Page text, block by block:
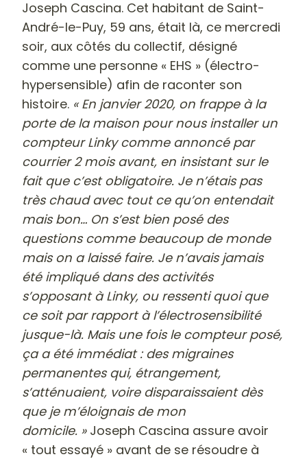
Joseph Cascina. Cet habitant de Saint-
André-le-Puy, 59 ans, était là, ce mercredi
soir, aux côtés du collectif, désigné
comme une personne « EHS » (électro-
hypersensible) afin de raconter son
histoire. « En janvier 2020, on frappe à la
porte de la maison pour nous installer un
compteur Linky comme annoncé par
courrier 2 mois avant, en insistant sur le
fait que c’est obligatoire. Je n’étais pas
très chaud avec tout ce qu’on entendait
mais bon… On s’est bien posé des
questions comme beaucoup de monde
mais on a laissé faire. Je n’avais jamais
été impliqué dans des activités
s’opposant à Linky, ou ressenti quoi que
ce soit par rapport à l’électrosensibilité
jusque-là. Mais une fois le compteur posé,
ça a été immédiat : des migraines
permanentes qui, étrangement,
s’atténuaient, voire disparaissaient dès
que je m’éloignais de mon
domicile. »Joseph Cascina assure avoir
« tout essayé » avant de se résoudre à